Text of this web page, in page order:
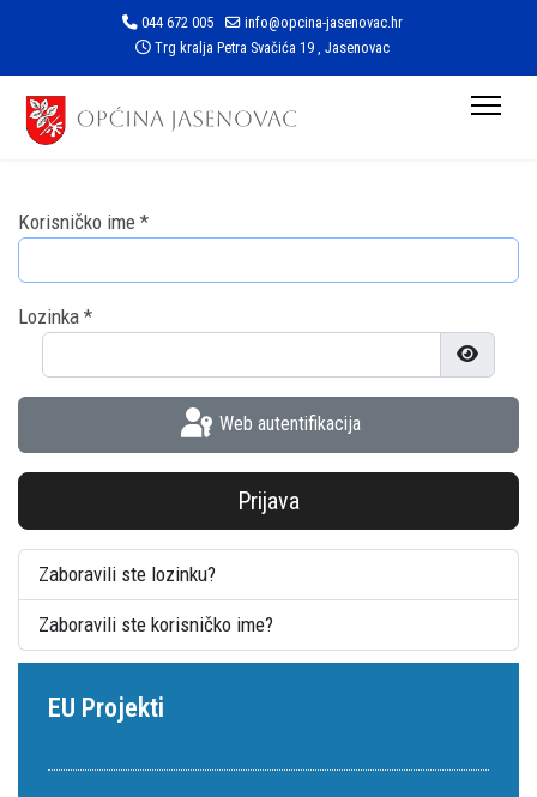
044 672 005
info@opcina-jasenovac.hr
Trg kralja Petra Svačića 19 , Jasenovac
Korisničko ime *
Lozinka *
Prikaži
Web autentifikacija
Prijava
Zaboravili ste lozinku?
Zaboravili ste korisničko ime?
EU Projekti